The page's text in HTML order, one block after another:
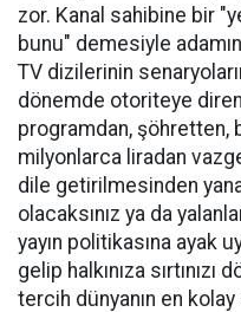
zor. Kanal sahibine bir
bunu" demesiyle
TV dizilerinin
dönemde otoriteye
programdan, şöhretten,
milyonlarca liradan
dile getirilmesinden
olacaksınız ya da
yayın politikasına ayak
gelip halkınıza sırtınızı
tercih dünyanın en